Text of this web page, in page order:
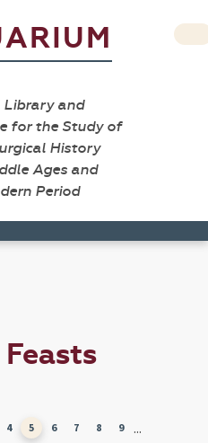
and
for the Study of
History
Ages and
Period
4 5 6 7 8 9 ...